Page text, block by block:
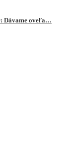
Dávame oveľa…